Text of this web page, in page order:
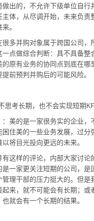
做出的，不允许下级单位自行
体，从尽调开始，未来负责
。
并购对象属于跨国公司，
点做综合判断：具不具备整
的原有业务的协同点到底在哪
前预判并购后的可能风险。
考长期，也不会实现短期
的是一家很务实的企业，
住美的一些业务发展，过分
将目光投向更远的未来。
样的评论，内部大家讨论
一家更关注短期的公司，是
理干部的压力挺大的。但是
来，就不可能会有长期；或
就会有一个长期的结果。